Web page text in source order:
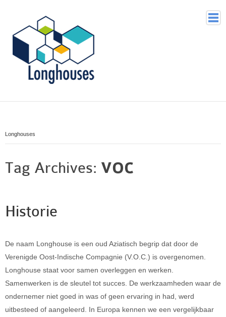
Home
Waarom
Organisatie
Contact
Longhouses
Tag Archives: VOC
Historie
De naam Longhouse is een oud Aziatisch begrip dat door de
Verenigde Oost-Indische Compagnie (V.O.C.) is overgenomen.
Longhouse staat voor samen overleggen en werken.
Samenwerken is de sleutel tot succes. De werkzaamheden waar de
ondernemer niet goed in was of geen ervaring in had, werd
uitbesteed of aangeleerd. In Europa kennen we een vergelijkbaar